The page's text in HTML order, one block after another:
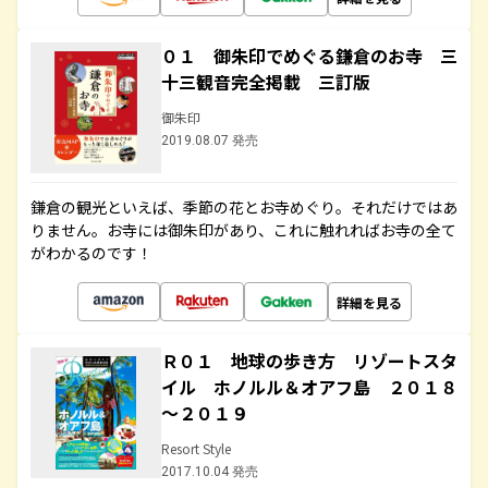
０１ 御朱印でめぐる鎌倉のお寺 三
十三観音完全掲載 三訂版
御朱印
2019.08.07 発売
鎌倉の観光といえば、季節の花とお寺めぐり。それだけではあ
りません。お寺には御朱印があり、これに触れればお寺の全て
がわかるのです！
詳細を見る
Ｒ０１ 地球の歩き方 リゾートスタ
イル ホノルル＆オアフ島 ２０１８
～２０１９
Resort Style
2017.10.04 発売